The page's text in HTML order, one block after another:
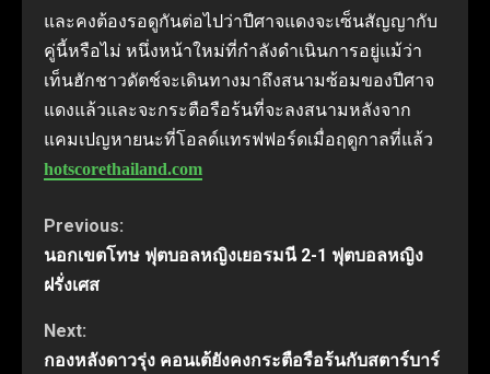
และคงต้องรอดูกันต่อไปว่าปีศาจแดงจะเซ็นสัญญากับ
คู่นี้หรือไม่ หนึ่งหน้าใหม่ที่กําลังดําเนินการอยู่แม้ว่า
เท็นฮักชาวดัตช์จะเดินทางมาถึงสนามซ้อมของปีศาจ
แดงแล้วและจะกระตือรือร้นที่จะลงสนามหลังจาก
แคมเปญหายนะที่โอลด์แทรฟฟอร์ดเมื่อฤดูกาลที่แล้ว
hotscorethailand.com
Continue
Reading
Previous:
นอกเขตโทษ ฟุตบอลหญิงเยอรมนี 2-1 ฟุตบอลหญิง
ฝรั่งเศส
Next:
กองหลังดาวรุ่ง คอนเต้ยังคงกระตือรือร้นกับสตาร์บาร์